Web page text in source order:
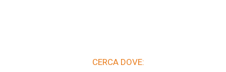
CERCA DOVE: